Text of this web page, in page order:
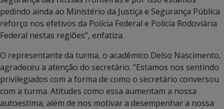
pedindo ainda ao Ministério da Justiça e Segurança Pública
reforço nos efetivos da Polícia Federal e Polícia Rodoviária
Federal nestas regiões”, enfatiza.
O representante da turma, o acadêmico Delso Nascimento,
agradeceu a atenção do secretário. “Estamos nos sentindo
privilegiados com a forma de como o secretário conversou
com a turma. Atitudes como essa aumentam a nossa
autoestima, além de nos motivar a desempenhar a nossa